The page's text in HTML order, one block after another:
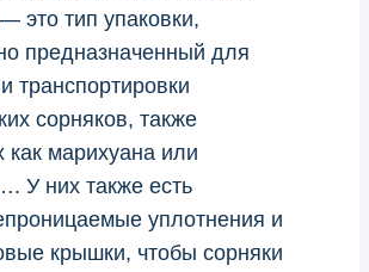
это тип упаковки,
предназначенный для
транспортировки
сорняков, также
как марихуана или
У них также есть
уплотнения и
крышки, чтобы сорняки